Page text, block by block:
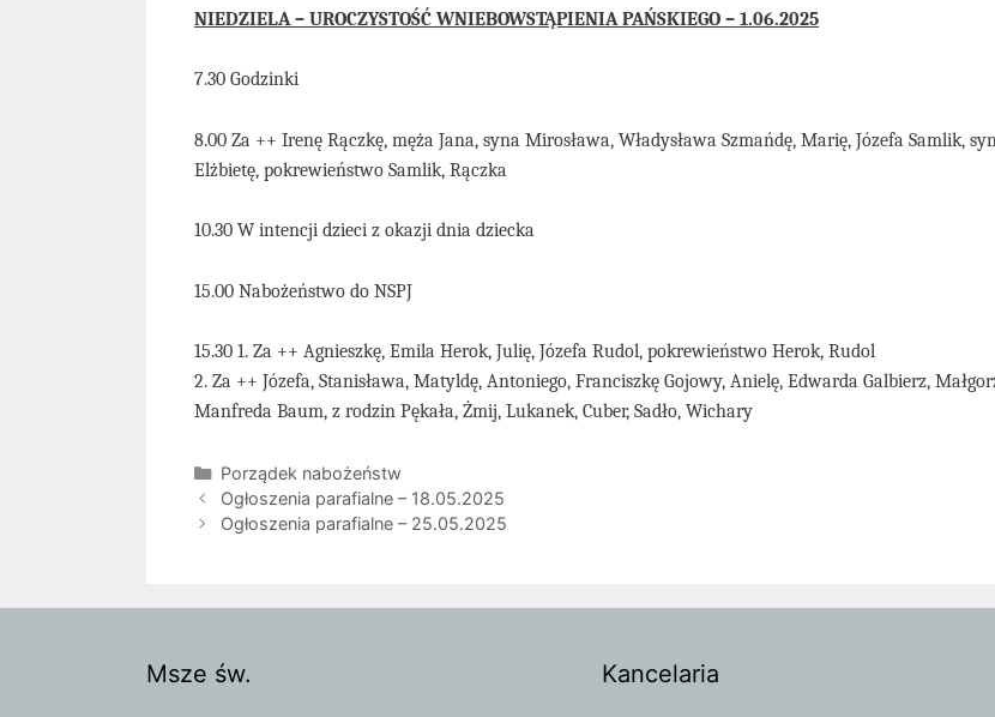
NIEDZIELA – UROCZYSTOŚĆ WNIEBOWSTĄPIENIAPAŃSKIEGO – 1.06.2025
7.30 Godzinki
8.00 Za ++ Irenę Rączkę, męża Jana, syna Mirosława, Władysława Szmańdę, Marię, Józefa Samlik,
Elżbietę, pokrewieństwo Samlik, Rączka
10.30 W intencji dzieci z okazji dnia dziecka
15.00 Nabożeństwo do NSPJ
15.30 1. Za ++ Agnieszkę, Emila Herok, Julię, Józefa Rudol, pokrewieństwo Herok, Rudol
2. Za ++ Józefa, Stanisława, Matyldę, Antoniego, Franciszkę Gojowy, Anielę, Edwarda Galbierz,
Manfreda Baum, z rodzin Pękała, Żmij, Lukanek, Cuber, Sadło, Wichary
Kategorie
Porządek nabożeństw
Ogłoszenia parafialne – 18.05.2025
Ogłoszenia parafialne – 25.05.2025
Msze św. Kancelaria